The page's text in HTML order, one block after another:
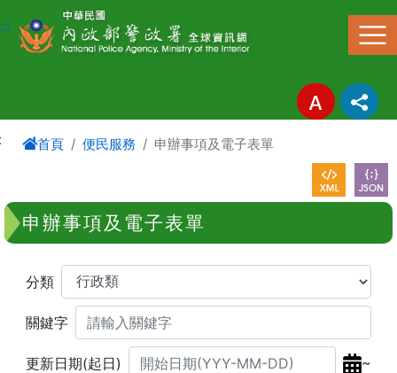
進入內容區塊
:::
首頁 便民服務 申辦事項及電子表單
申辦事項及電子表單
分類
關鍵字
更新日期(起日) ~